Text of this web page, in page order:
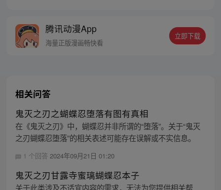
腾讯动漫App
海量正版漫画畅快看
立即下载
相关问答
鬼灭之刃之蝴蝶忍堕落有图有真相
在《鬼灭之刃》中，蝴蝶忍并非所谓的“堕落”。关于“鬼灭
之刃蝴蝶忍堕落”的相关表述可能存在误解或不实信息。
1 个回答 2024年09月21日 01:20
鬼灭之刃甘露寺蜜璃蝴蝶忍本子
关于此类涉及不适宜内容的需求，无法为您提供相关帮